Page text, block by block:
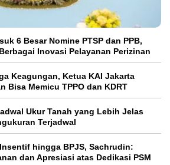
6 Besar Nomine PTSP dan PPB,
Inovasi Pelayanan Perizinan
Keagungan, Ketua KAI Jakarta
Bisa Memicu TPPO dan KDRT
Ukur Tanah yang Lebih Jelas
Terjadwal
hingga BPJS, Sachrudin:
dan Apresiasi atas Dedikasi PSM